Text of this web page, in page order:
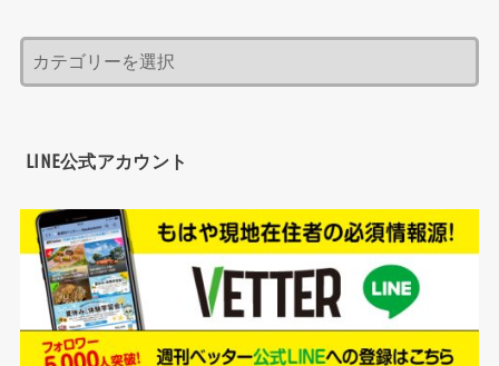
LINE公式アカウント